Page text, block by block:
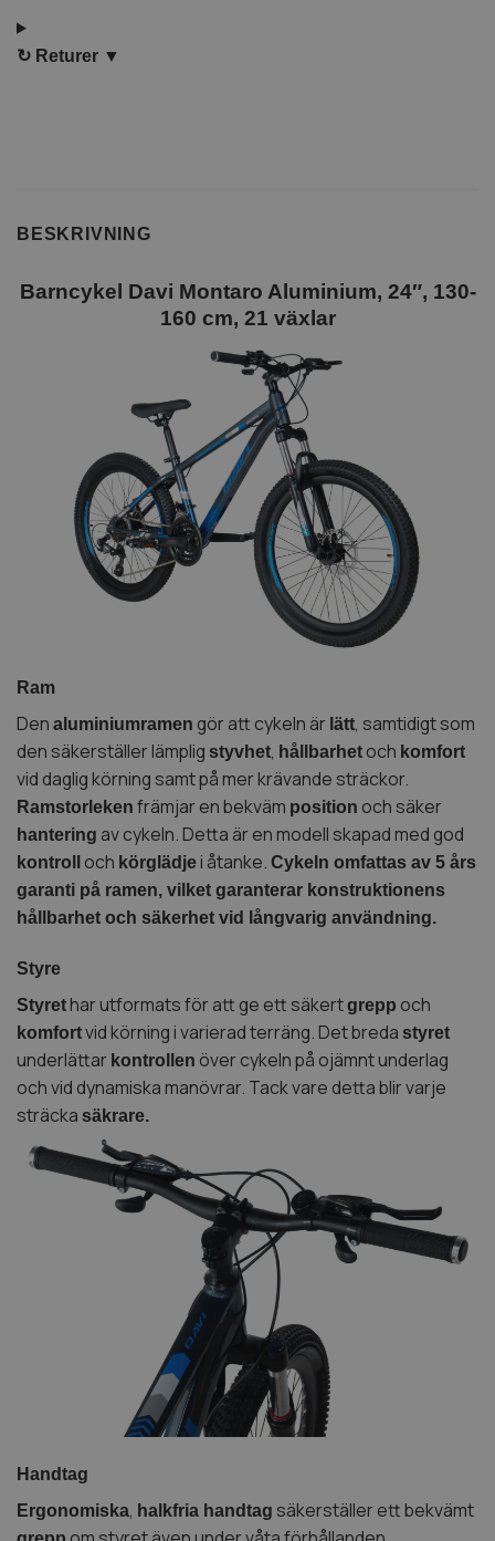
↻ Returer ▼
BESKRIVNING
Barncykel Davi Montaro Aluminium, 24″, 130-
160 cm, 21 växlar
Ram
Den aluminiumramen gör att cykeln är lätt, samtidigt som
den säkerställer lämplig styvhet, hållbarhet och komfort
vid daglig körning samt på mer krävande sträckor.
Ramstorleken främjar en bekväm position och säker
hantering av cykeln. Detta är en modell skapad med god
kontroll och körglädje i åtanke. Cykeln omfattas av 5 års
garanti på ramen, vilket garanterar konstruktionens
hållbarhet och säkerhet vid långvarig användning.
Styre
Styret har utformats för att ge ett säkertgrepp och
komfortvid körning i varierad terräng. Det breda styret
underlättar kontrollen över cykeln på ojämnt underlag
och vid dynamiska manövrar. Tack vare detta blir varje
sträcka säkrare.
Handtag
Ergonomiska, halkfria handtag säkerställer ett bekvämt